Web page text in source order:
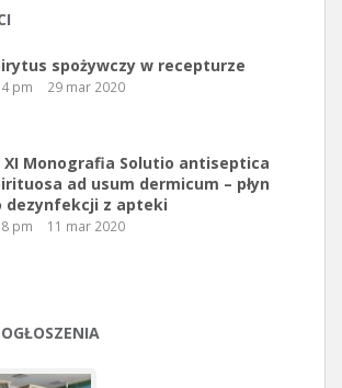
spożywczy w recepturze
pm 29 mar 2020
XI Monografia Solutio antiseptica
ad usum dermicum – płyn
dezynfekcji z apteki
pm 11 mar 2020